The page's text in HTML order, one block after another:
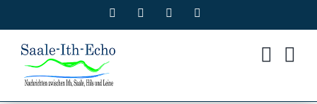
Inhalt
springen
Facebook Instagram